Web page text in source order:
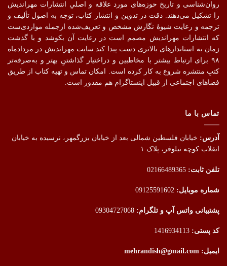
روان‌شناسی و تاریخ حوزه‌های مورد علاقه و اصلیِ انتشارات مهراندیش
را تشکیل می‌دهند. دقت در تدوین و انتشار کتاب،‌ توجه به اصول تألیف و
ترجمه و رعایت شیوهٔ نگارش مشخص و تعریف‌شده ازجمله مواردی‌ست
که انتشارات مهراندیش مصمم است در رعایت آن بکوشد و با گذشت
زمان به استاندارهای بالاتری دست پیدا کند.سایت مهراندیش در مردادماه
۹۸ برای ارتباط بیشتر با مخاطبین و دراختیار گذاشتنِ بهتر و به‌صرفه‌تر
کتبِ منتشره شروع به کار کرده است. امکان تماس و تهیه کتاب از طریق
فضاهای اجتماعی از قبیل اینستاگرام هم مقدور است.
تماس با ما
آدرس: خیابان فلسطین شمالی بعد از خیابان بزرگمهر، نرسیده به خیابان
انقلاب کوچه نیلوفر، پلاک ۱
تلفن ثابت:
شماره موبایل:
پشتیبانی واتس آپ و تلگرام:
کد پستی:
ایمیل: mehrandish@gmail.com